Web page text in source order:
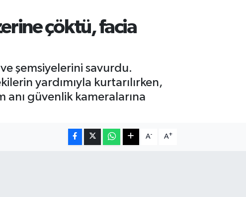
çöktü, facia
şemsiyelerini savurdu.
yardımıyla kurtarılırken,
anı güvenlik kameralarına
A- A+